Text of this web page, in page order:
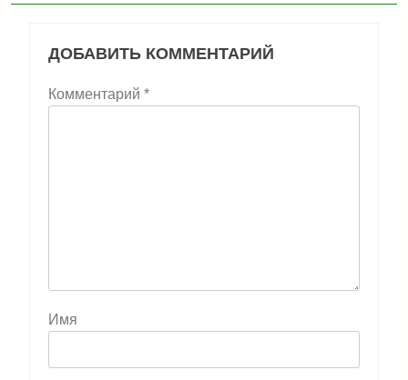
ДОБАВИТЬ КОММЕНТАРИЙ
Комментарий *
Имя